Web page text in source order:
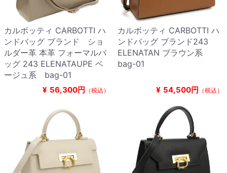
カルボッティ CARBOTTI ハ
ンドバッグ ブランド ショ
ルダー革 本革 フォーマルバ
ッグ 243 ELENATAUPE ベ
ージュ系 bag-01
¥ 56,300円 （税込）
カルボッティ CARBOTTI ハ
ンドバッグ ブランド243
ELENATAN ブラウン系
bag-01
¥ 54,500円 （税込）